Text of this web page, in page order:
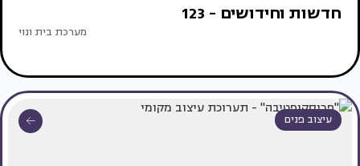
חדשות וחידושים - 123
מערכת בית ונוי
עיצוב פנים